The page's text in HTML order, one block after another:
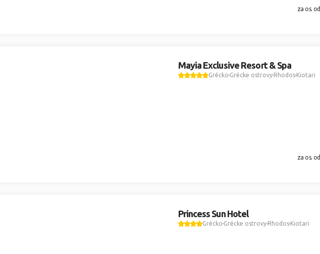
za os. od
Mayia Exclusive Resort & Spa
GréckoGrécke ostrovyRhodosKiotari
za os. od
Princess Sun Hotel
GréckoGrécke ostrovyRhodosKiotari